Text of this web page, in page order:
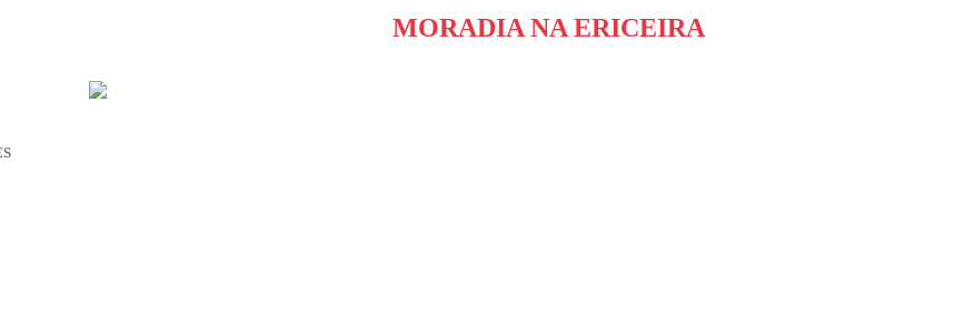
MORADIA NA ERICEIRA